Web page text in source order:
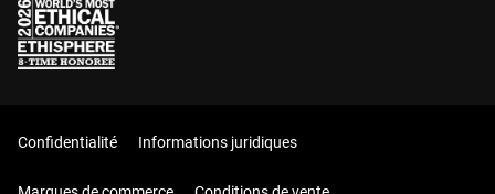
Confidentialité Informations juridiques